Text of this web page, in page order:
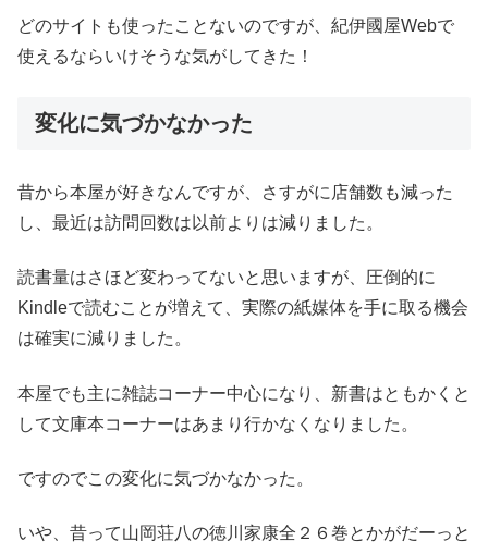
どのサイトも使ったことないのですが、紀伊國屋Webで
使えるならいけそうな気がしてきた！
変化に気づかなかった
昔から本屋が好きなんですが、さすがに店舗数も減った
し、最近は訪問回数は以前よりは減りました。
読書量はさほど変わってないと思いますが、圧倒的に
Kindleで読むことが増えて、実際の紙媒体を手に取る機会
は確実に減りました。
本屋でも主に雑誌コーナー中心になり、新書はともかくと
して文庫本コーナーはあまり行かなくなりました。
ですのでこの変化に気づかなかった。
いや、昔って山岡荘八の徳川家康全２６巻とかがだーっと